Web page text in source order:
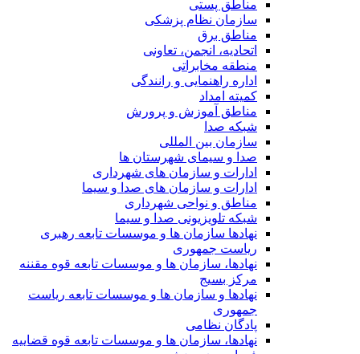
مناطق پستی
سازمان نظام پزشکی
مناطق برق
اتحادیه، انجمن، تعاونی
منطقه مخابراتی
اداره راهنمایی و رانندگی
کمیته امداد
مناطق آموزش و پرورش
شبکه صدا
سازمان بین المللی
صدا و سیمای شهرستان ها
ادارات و سازمان های شهرداری
ادارات و سازمان های صدا و سیما
مناطق و نواحی شهرداری
شبکه تلویزیونی صدا و سیما
نهادها سازمان ها و موسسات تابعه رهبری
ریاست جمهوری
نهادها، سازمان ها و موسسات تابعه قوه مقننه
مرکز بسیج
نهادها و سازمان ها و موسسات تابعه ریاست
جمهوری
پادگان نظامی
نهادها، سازمان ها و موسسات تابعه قوه قضاییه